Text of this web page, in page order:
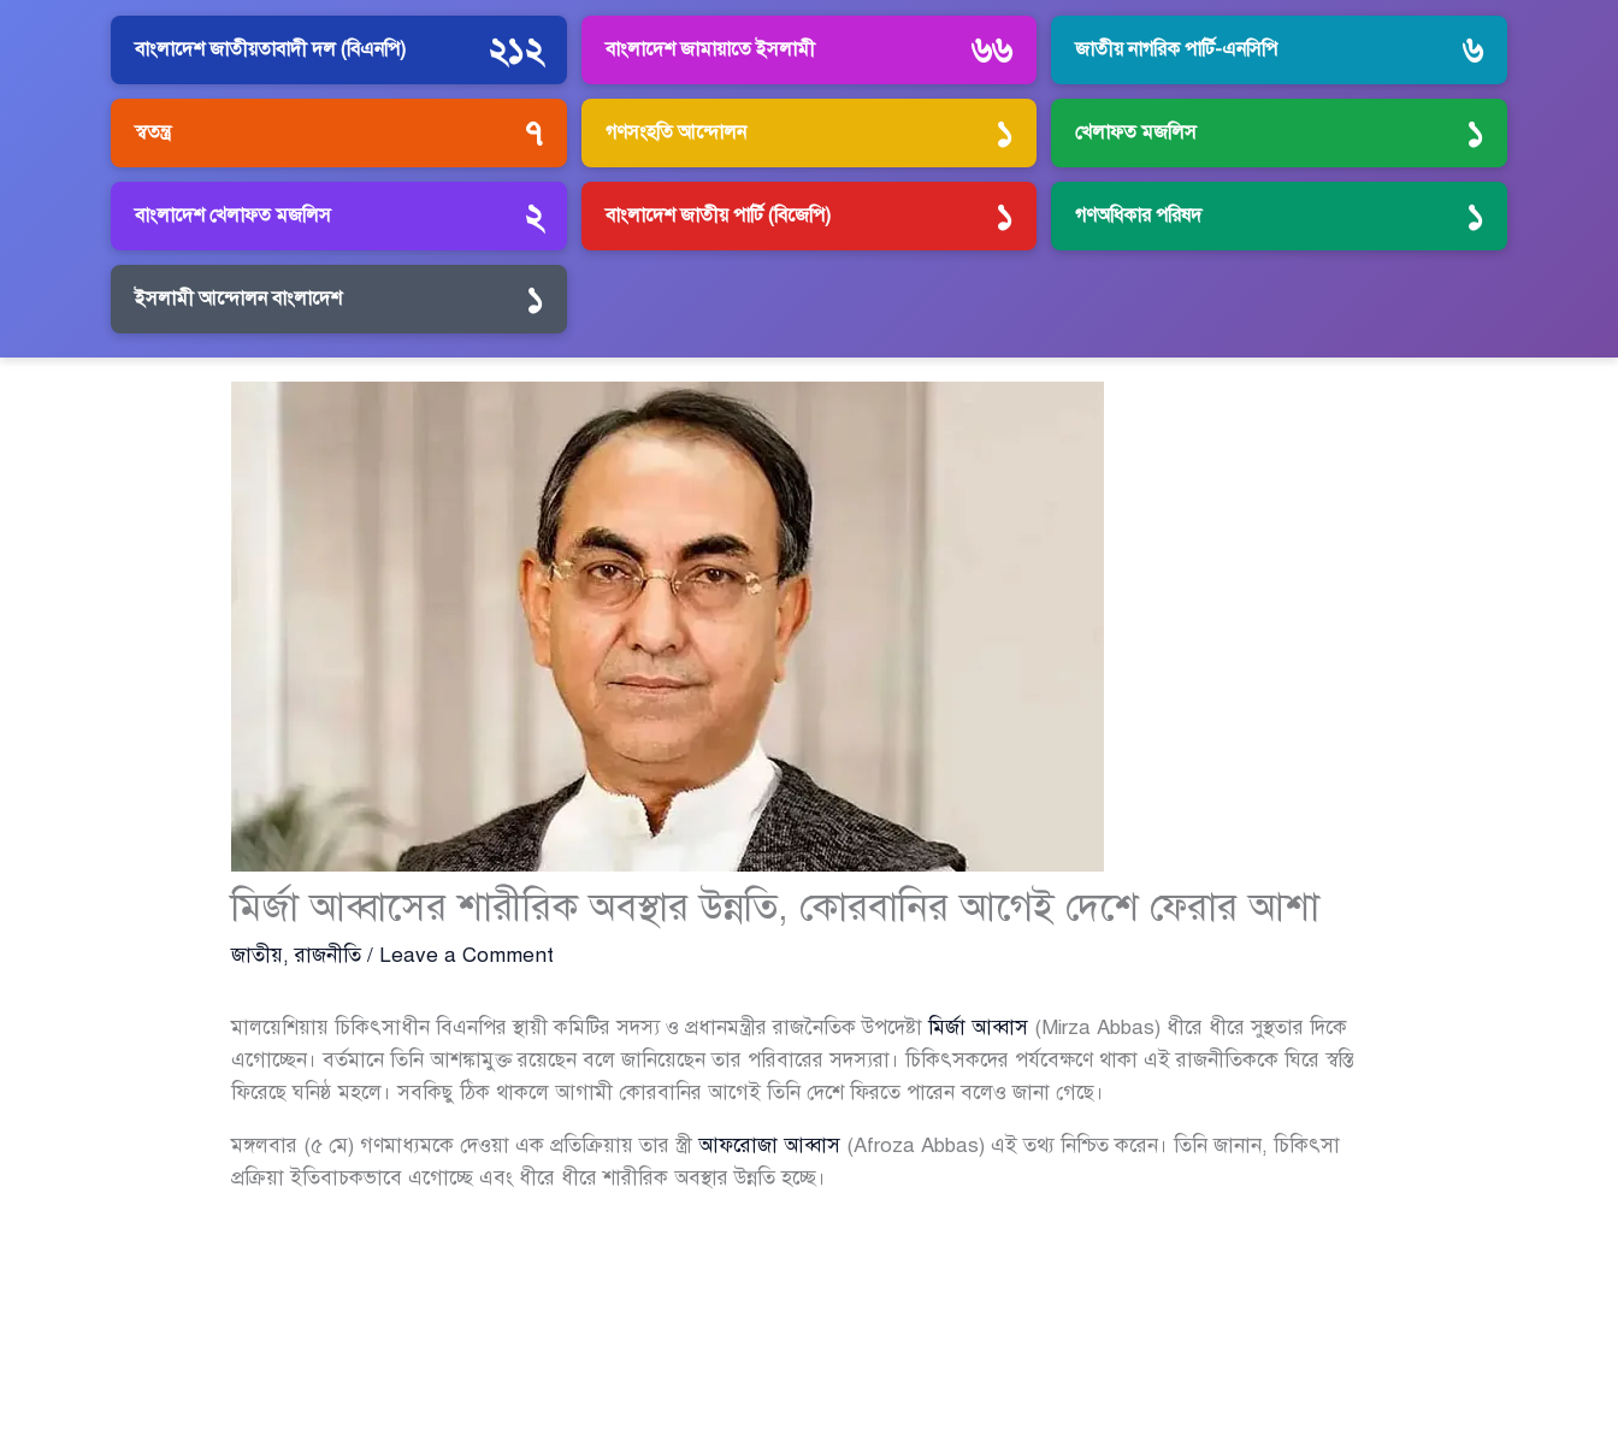
বাংলাদেশ জাতীয়তাবাদী দল (বিএনপি) ২১২ বাংলাদেশ জামায়াতে ইসলামী ৬৬ জাতীয় নাগরিক পার্টি-এনসিপি ৬
স্বতন্ত্র ৭ গণসংহতি আন্দোলন ১ খেলাফত মজলিস ১
বাংলাদেশ খেলাফত মজলিস ২ বাংলাদেশ জাতীয় পার্টি (বিজেপি) ১ গণঅধিকার পরিষদ ১
ইসলামী আন্দোলন বাংলাদেশ ১
মির্জা আব্বাসের শারীরিক অবস্থার উন্নতি, কোরবানির আগেই দেশে ফেরার আশা
জাতীয়,রাজনীতি/ Leave a Comment
মালয়েশিয়ায় চিকিৎসাধীন বিএনপির স্থায়ী কমিটির সদস্য ও প্রধানমন্ত্রীর রাজনৈতিক উপদেষ্টামির্জা আব্বাস (Mirza Abbas) ধীরে ধীরে সুস্থতার দিকে
এগোচ্ছেন। বর্তমানে তিনি আশঙ্কামুক্ত রয়েছেন বলে জানিয়েছেন তার পরিবারের সদস্যরা। চিকিৎসকদের পর্যবেক্ষণে থাকা এই রাজনীতিককে ঘিরে স্বস্তি
ফিরেছে ঘনিষ্ঠ মহলে। সবকিছু ঠিক থাকলে আগামী কোরবানির আগেই তিনি দেশে ফিরতে পারেন বলেও জানা গেছে।
মঙ্গলবার (৫ মে) গণমাধ্যমকে দেওয়া এক প্রতিক্রিয়ায় তার স্ত্রীআফরোজা আব্বাস (Afroza Abbas) এই তথ্য নিশ্চিত করেন। তিনি জানান, চিকিৎসা
প্রক্রিয়া ইতিবাচকভাবে এগোচ্ছে এবং ধীরে ধীরে শারীরিক অবস্থার উন্নতি হচ্ছে।